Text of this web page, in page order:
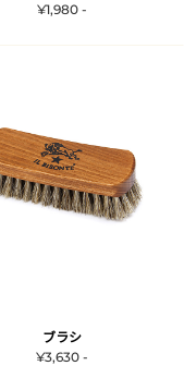
¥1,980 -
ブラシ
¥3,630 -